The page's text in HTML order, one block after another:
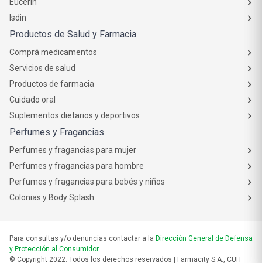
Isdin
Productos de Salud y Farmacia
Comprá medicamentos
Servicios de salud
Productos de farmacia
Cuidado oral
Suplementos dietarios y deportivos
Perfumes y Fragancias
Perfumes y fragancias para mujer
Perfumes y fragancias para hombre
Perfumes y fragancias para bebés y niños
Colonias y Body Splash
Para consultas y/o denuncias contactar a la Dirección General de Defensa
y Protección al Consumidor
© Copyright 2022. Todos los derechos reservados | Farmacity S.A., CUIT